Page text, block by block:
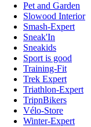
Pet and Garden
Slowood Interior
Smash-Expert
Sneak'In
Sneakids
Sport is good
Training-Fit
Trek Expert
Triathlon-Expert
TripnBikers
Vélo-Store
Winter-Expert